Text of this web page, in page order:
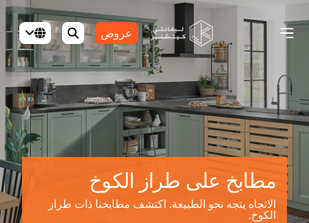
عروض
مطابخ على طراز الكوخ
الاتجاه يتجه نحو الطبيعة. اكتشف مطابخنا ذات طراز
الكوخ.